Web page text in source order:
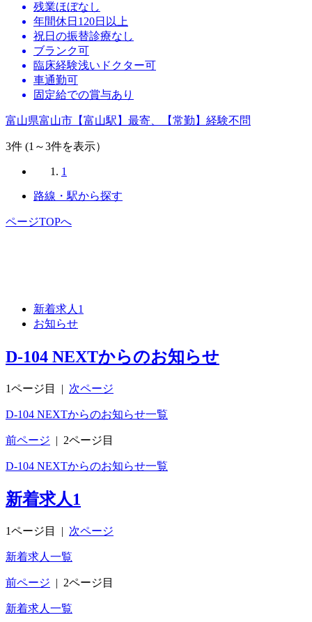
残業ほぼなし
年間休日120日以上
祝日の振替診療なし
ブランク可
臨床経験浅いドクター可
車通勤可
固定給での賞与あり
富山県富山市【富山駅】最寄、【常勤】経験不問
3件 (1～3件を表示）
1
路線・駅から探す
ページTOPへ
新着求人1
お知らせ
D-104 NEXTからのお知らせ
1ページ目 | 次ページ
D-104 NEXTからのお知らせ一覧
前ページ | 2ページ目
D-104 NEXTからのお知らせ一覧
新着求人1
1ページ目 | 次ページ
新着求人一覧
前ページ | 2ページ目
新着求人一覧